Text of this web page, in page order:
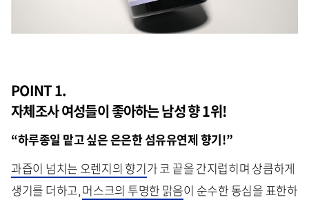
POINT 1.
자체조사 여성들이 좋아하는 남성 향 1위!
“하루종일 맡고 싶은 은은한 섬유유연제 향기!”
과즙이 넘치는 오렌지의 향기가 코 끝을 간지럽히며 상큼하게
생기를 더하고,머스크의 투명한 맑음이 순수한 동심을 표한하